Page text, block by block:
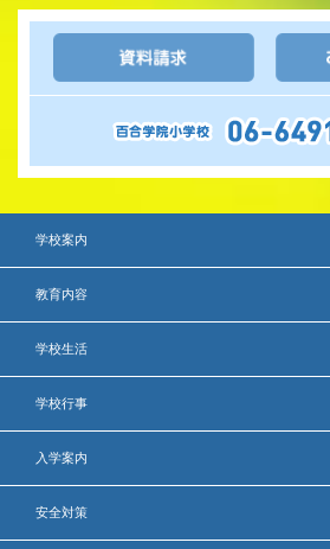
学校案内
教育内容
学校生活
学校行事
入学案内
安全対策